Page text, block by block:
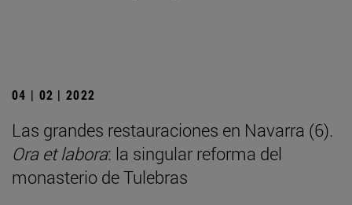
04 | 02 | 2022
Las grandes restauraciones en Navarra (6).
Ora et labora: la singular reforma del
monasterio de Tulebras